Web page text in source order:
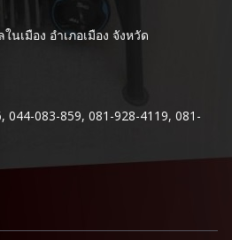
เมือง อำเภอเมือง จังหวัด
044-083-859, 081-928-4119, 081-